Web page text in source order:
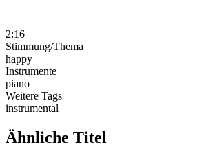
2:16
Stimmung/Thema
happy
Instrumente
piano
Weitere Tags
instrumental
Ähnliche Titel